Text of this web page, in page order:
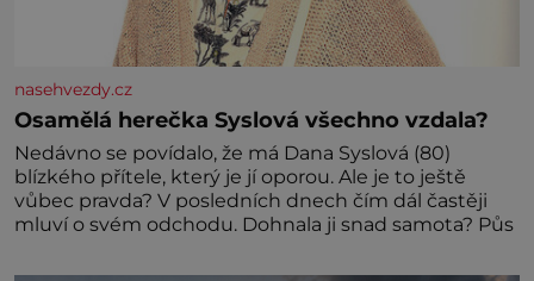
nasehvezdy.cz
Osamělá herečka Syslová všechno vzdala?
Nedávno se povídalo, že má Dana Syslová (80)
blízkého přítele, který je jí oporou. Ale je to ještě
vůbec pravda? V posledních dnech čím dál častěji
mluví o svém odchodu. Dohnala ji snad samota? Půs